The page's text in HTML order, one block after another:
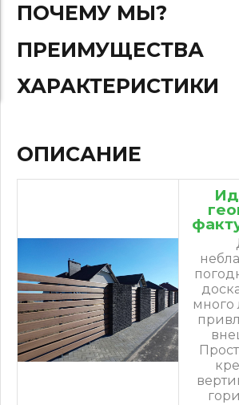
ПОЧЕМУ МЫ?
ПРЕИМУЩЕСТВА
ХАРАКТЕРИСТИКИ
ОПИСАНИЕ
много